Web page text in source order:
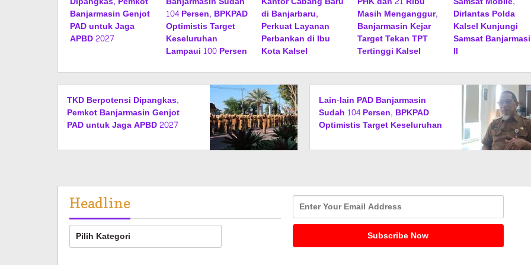
Banjarmasin Genjot
PAD untuk Jaga
APBD 2027
104 Persen, BPKPAD
Optimistis Target
Keseluruhan
Lampaui 100 Persen
di Banjarbaru,
Perkuat Layanan
Perbankan di Ibu
Kota Kalsel
Masih Menganggur,
Banjarmasin Kejar
Target Tekan TPT
Tertinggi Kalsel
Dirlantas Polda
Kalsel Kunjungi
Samsat
II
TKD Berpotensi Dipangkas,
Pemkot Banjarmasin Genjot
PAD untuk Jaga APBD 2027
Lain-lain PAD Banjarmasin
Sudah 104 Persen, BPKPAD
Optimistis Target Keseluruhan
Headline
Headline